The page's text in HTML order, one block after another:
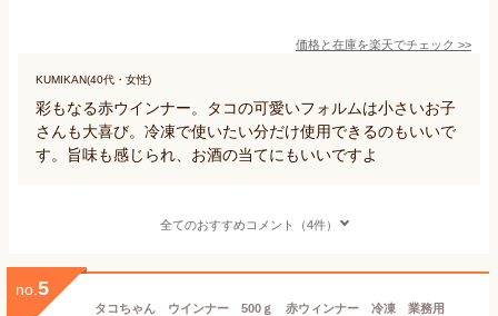
価格と在庫を楽天でチェック >>
KUMIKAN(40代・女性)
彩もなる赤ウインナー。タコの可愛いフォルムは小さいお子
さんも大喜び。冷凍で使いたい分だけ使用できるのもいいで
す。旨味も感じられ、お酒の当てにもいいですよ
全てのおすすめコメント（4件）
no. 5
タコちゃん ウインナー 500ｇ 赤ウィンナー 冷凍 業務用